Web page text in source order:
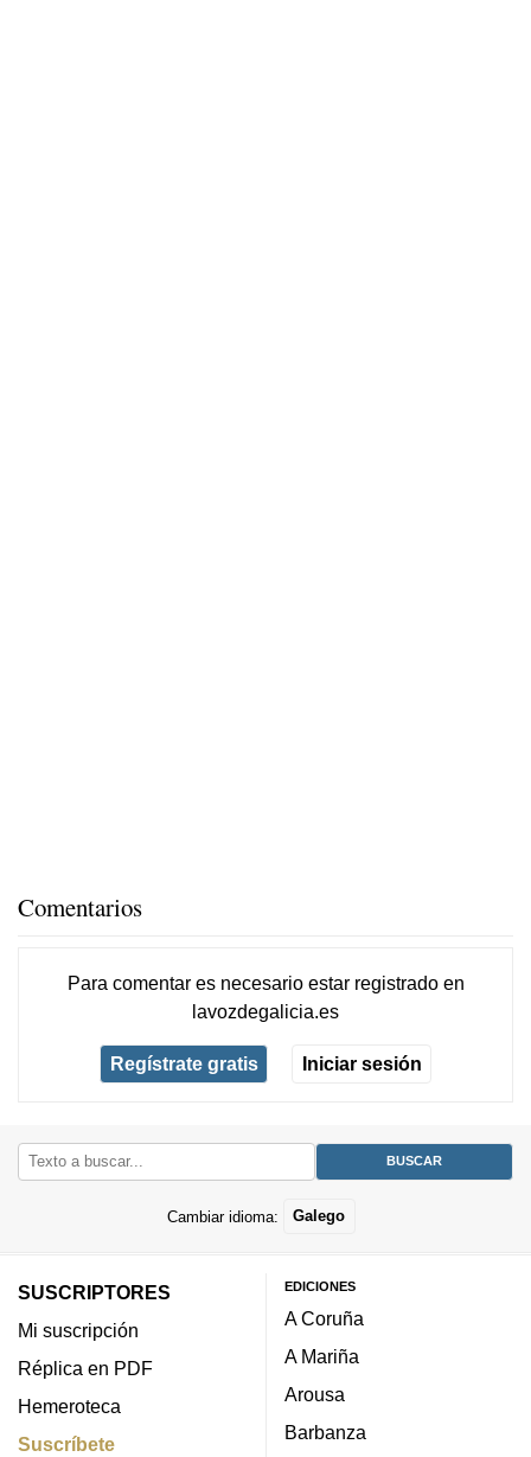
Comentarios
Para comentar es necesario estar registradoen
lavozdegalicia.es
Regístrate gratis Iniciar sesión
Cambiar idioma: Galego
SUSCRIPTORES
Mi suscripción
Réplica en PDF
Hemeroteca
Suscríbete
EDICIONES
A Coruña
A Mariña
Arousa
Barbanza